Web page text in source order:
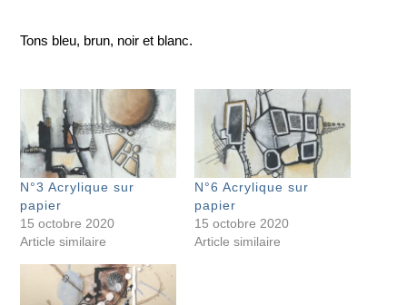
Tons bleu, brun, noir et blanc.
N°3 Acrylique sur
papier
15 octobre 2020
Article similaire
N°6 Acrylique sur
papier
15 octobre 2020
Article similaire